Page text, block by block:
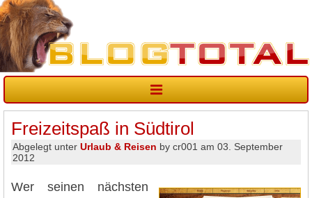
Freizeitspaß in Südtirol
Abgelegt unter Urlaub & Reisen by cr001 am 03. September
2012
Wer seinen nächsten